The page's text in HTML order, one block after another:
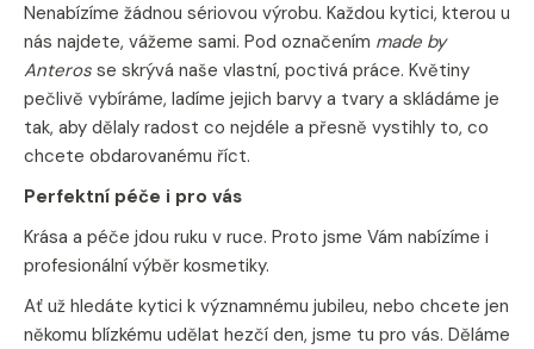
Nenabízíme žádnou sériovou výrobu. Každou kytici, kterou u
nás najdete, vážeme sami. Pod označením made by
Anteros se skrývá naše vlastní, poctivá práce. Květiny
pečlivě vybíráme, ladíme jejich barvy a tvary a skládáme je
tak, aby dělaly radost co nejdéle a přesně vystihly to, co
chcete obdarovanému říct.
Perfektní péče i pro vás
Krása a péče jdou ruku v ruce. Proto jsme Vám nabízíme i
profesionální výběr kosmetiky.
Ať už hledáte kytici k významnému jubileu, nebo chcete jen
někomu blízkému udělat hezčí den, jsme tu pro vás. Děláme
t
e
n
a
j
í
t
?